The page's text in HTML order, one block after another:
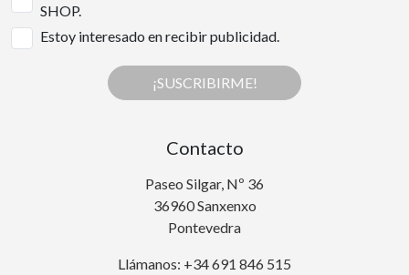
SHOP.
Estoy interesado en recibir publicidad.
¡SUSCRIBIRME!
Contacto
Paseo Silgar, Nº 36
36960 Sanxenxo
Pontevedra
Llámanos: +34 691 846 515